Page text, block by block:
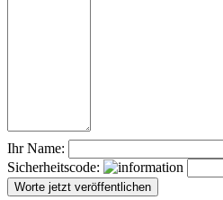
Ihr Name:
Sicherheitscode: